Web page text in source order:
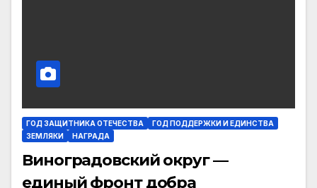
ГОД ЗАЩИТНИКА ОТЕЧЕСТВА
ГОД ПОДДЕРЖКИ И ЕДИНСТВА
ЗЕМЛЯКИ
НАГРАДА
Виноградовский округ —
единый фронт добра